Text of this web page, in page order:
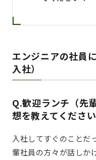
エンジニアの社員
入社）
Q.歓迎ランチ（先
想を教えてください
入社してすぐのことだ
輩社員の方々が話しか